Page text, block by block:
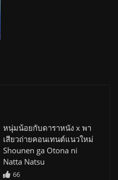
หนุ่มน้อยกับดาราหนัง x พา
เสียวถ่ายคอนเทนต์แนวใหม่
Shounen ga Otona ni
Natta Natsu
66